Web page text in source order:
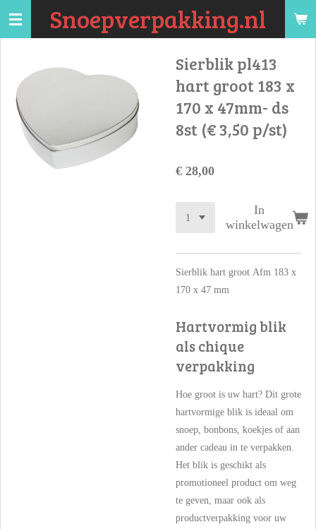
Ga
hoofdinhoud
Snoepverpakking.nl
Sierblik pl413
hart groot 183 x
170 x 47mm- ds
8st (€ 3,50 p/st)
€ 28,00
In
winkelwagen
Sierblik hart groot Afm 183 x
170 x 47 mm
Hartvormig blik
als chique
verpakking
Hoe groot is uw hart? Dit grote
hartvormige blik is ideaal om
snoep, bonbons, koekjes of aan
ander cadeau in te verpakken.
Het blik is geschikt als
promotioneel product om weg
te geven, maar ook als
productverpakking voor uw